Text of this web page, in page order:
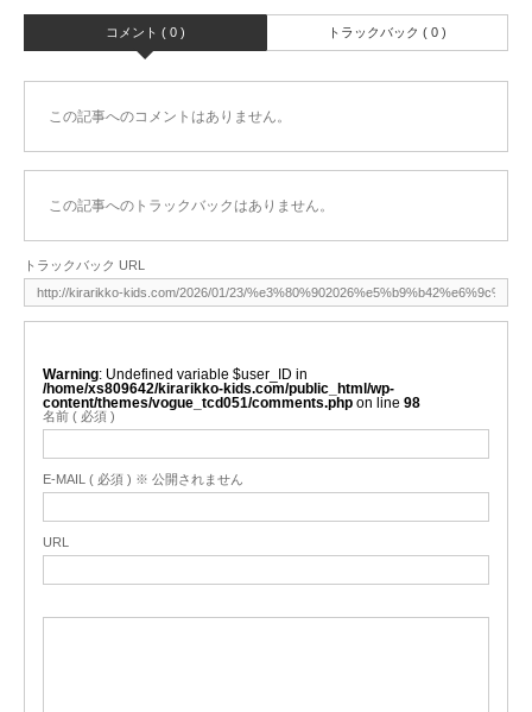
コメント ( 0 ) トラックバック ( 0 )
この記事へのコメントはありません。
この記事へのトラックバックはありません。
トラックバック URL
Warning : Undefined variable $user_ID in
/home/xs809642/kirarikko-kids.com/public_html/wp-
content/themes/vogue_tcd051/comments.php on line 98
名前 ( 必須 )
E-MAIL ( 必須 ) ※ 公開されません
URL